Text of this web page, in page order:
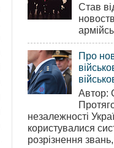
Став
Про
Автор:
незалежності
користувалися
розрізнення звань,